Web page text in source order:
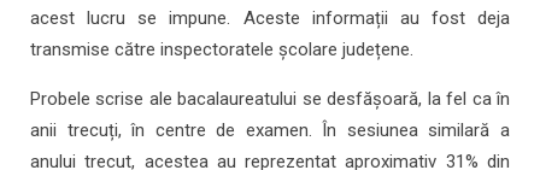
acest lucru se impune. Aceste informații au fost deja
transmise către inspectoratele școlare județene.
Probele scrise ale bacalaureatului se desfășoară, la fel ca în
anii trecuți, în centre de examen. În sesiunea similară a
anului trecut, acestea au reprezentat aproximativ 31% din